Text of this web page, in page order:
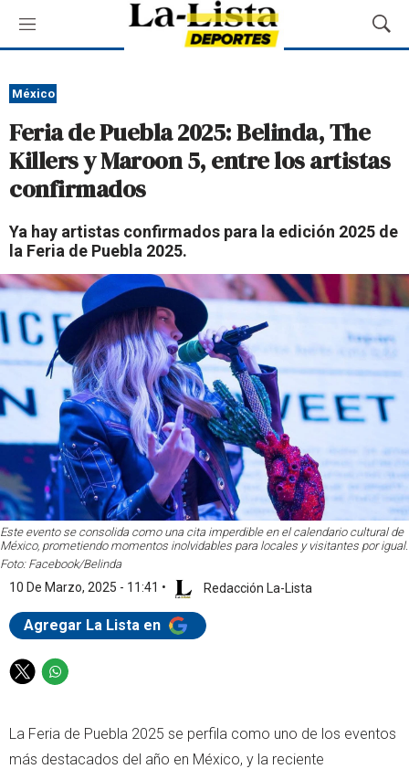
M
e
ú
M
o
B
q
u
a
México
Feria de Puebla 2025: Belinda, The
Killers y Maroon 5, entre los artistas
confirmados
Ya hay artistas confirmados para la edición 2025 de
la Feria de Puebla 2025.
Este evento se consolida como una cita imperdible en el calendario cultural de
México, prometiendo momentos inolvidables para locales y visitantes por igual.
Foto: Facebook/Belinda
10 De Marzo, 2025 - 11:41 • Redacción La-Lista
Agregar La Lista en
T
t
t
W
t
s
La Feria de Puebla 2025 se perfila como uno de los eventos
más destacados del año en México, y la reciente